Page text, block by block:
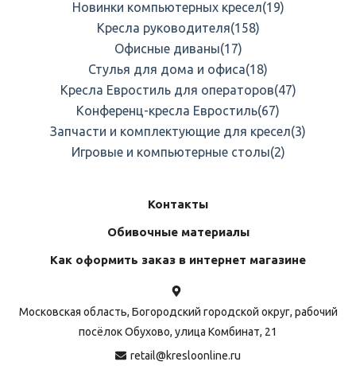
Новинки компьютерных кресел(19)
Кресла руководителя(158)
Офисные диваны(17)
Стулья для дома и офиса(18)
Кресла Евростиль для операторов(47)
Конференц-кресла Евростиль(67)
Запчасти и комплектующие для кресел(3)
Игровые и компьютерные столы(2)
Контакты
Обивочные материалы
Как оформить заказ в интернет магазине
Московская область, Богородский городской округ, рабочий
посёлок Обухово, улица Комбинат, 21
retail@kresloonline.ru